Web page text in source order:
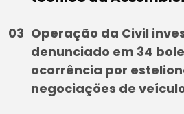
Operação da Civil
denunciado em 34
ocorrência por
negociações de